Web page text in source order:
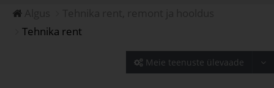
Tehnika rent
Meie teenuste ülevaade